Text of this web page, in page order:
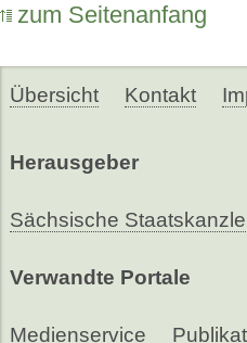
zum Seitenanfang
Übersicht Kontakt
Herausgeber
Sächsische
Verwandte Portale
Medienservice